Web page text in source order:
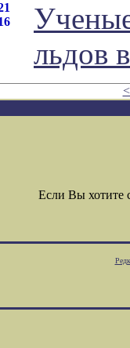
льдов
Если Вы хотите